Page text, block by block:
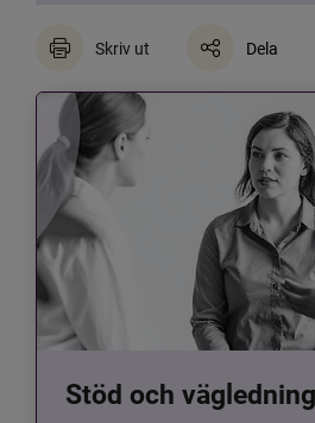
Skriv ut Dela
Stöd och vägledning